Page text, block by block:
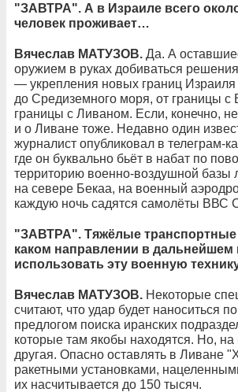
"ЗАВТРА". А в Израиле всего
человек проживает…
Вячеслав МАТУЗОВ. Да. А
оружием в руках добиваться
— укрепления новых границ Израиля
до Средиземного моря, от границы с
границы с Ливаном. Если, конечно,
и о Ливане тоже. Недавно один
журналист опубликовал в телеграм-
где он буквально бьёт в набат по
территорию военно-воздушной базы
на севере Бекаа, на военный
каждую ночь садятся самолёты
"ЗАВТРА". Тяжёлые
каком направлении в дальнейшем
использовать эту военную
Вячеслав МАТУЗОВ. Некоторые
считают, что удар будет наноситься
предлогом поиска иранских
которые там якобы находятся. Но, на
другая. Опасно оставлять в Ливане
ракетными установками,
их насчитывается до 150 тысяч.